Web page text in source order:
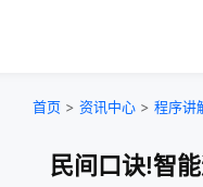
首页 > 资讯中心 > 程序讲
民间口诀!智